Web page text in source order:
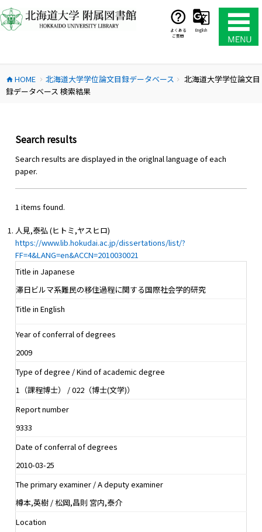
ン
テ
ス
キ
よくある
ご質問
English
home HOME chevron_right 北海道大学学位論文目録データベース chevron_right
北海道大学学位論文目
録データベース 検索結果
Search results
Search results are displayed in the origlnal language of each
paper.
1 items found.
人見,泰弘 (ヒトミ,ヤスヒロ)
https://www.lib.hokudai.ac.jp/dissertations/list/?
FF=4&LANG=en&ACCN=2010030021
Title in Japanese
滞日ビルマ系難民の移住過程に関する国際社会学的研究
Title in English
Year of conferral of degrees
2009
Type of degree / Kind of academic degree
1（課程博士） / 022（博士(文学)）
Report number
9333
Date of conferral of degrees
2010-03-25
The primary examiner / A deputy examiner
樽本,英樹 / 松岡,昌則 宮内,泰介
Location